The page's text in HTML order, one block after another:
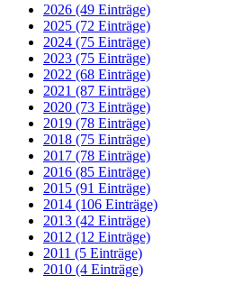
2026 (49 Einträge)
2025 (72 Einträge)
2024 (75 Einträge)
2023 (75 Einträge)
2022 (68 Einträge)
2021 (87 Einträge)
2020 (73 Einträge)
2019 (78 Einträge)
2018 (75 Einträge)
2017 (78 Einträge)
2016 (85 Einträge)
2015 (91 Einträge)
2014 (106 Einträge)
2013 (42 Einträge)
2012 (12 Einträge)
2011 (5 Einträge)
2010 (4 Einträge)